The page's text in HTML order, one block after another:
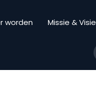
worden Missie & Visie